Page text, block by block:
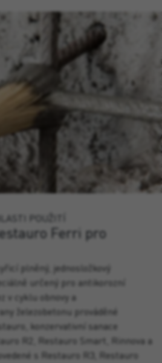
POUŽITÍ
Ferri pro
plněný, jednosložkový
určený pro antikorozní
v cyklu obnovy a
železobetonu prováděné
konzervativní sanace
R2, Restauro Smart, Rinnova a
s Restauro R3, Restauro